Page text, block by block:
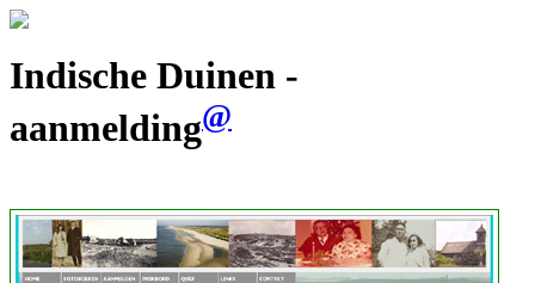
Indische Duinen -
aanmelding@